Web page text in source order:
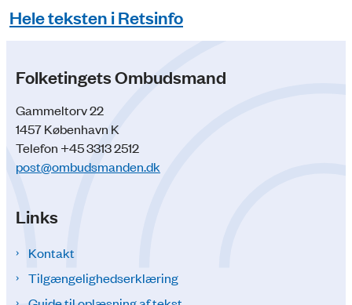
Hele teksten i Retsinfo
Folketingets Ombudsmand
Gammeltorv 22
1457 København K
Telefon +45 3313 2512
post@ombudsmanden.dk
Links
Kontakt
Tilgængelighedserklæring